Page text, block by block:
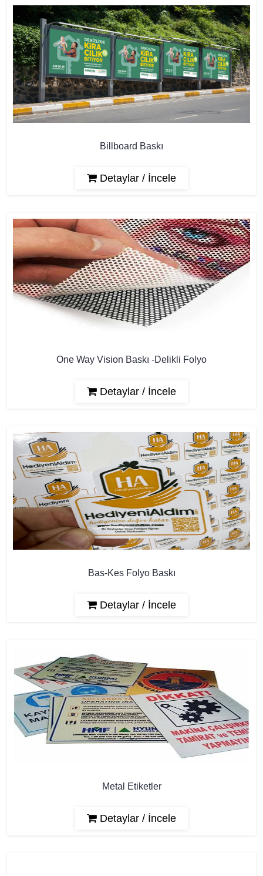
Billboard Baskı
Detaylar / İncele
One Way Vision Baskı -Delikli Folyo
Detaylar / İncele
Bas-Kes Folyo Baskı
Detaylar / İncele
Metal Etiketler
Detaylar / İncele